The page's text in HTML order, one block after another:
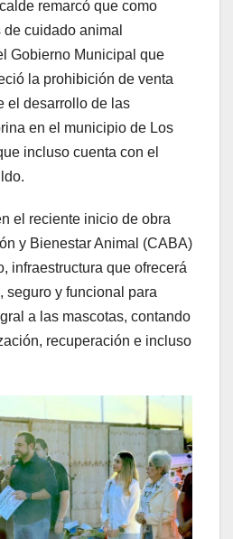
remarcó que como
cuidado animal
Gobierno Municipal que
la prohibición de venta
el desarrollo de las
en el municipio de Los
incluso cuenta con el
el reciente inicio de obra
y Bienestar Animal (CABA)
infraestructura que ofrecerá
seguro y funcional para
a las mascotas, contando
recuperación e incluso